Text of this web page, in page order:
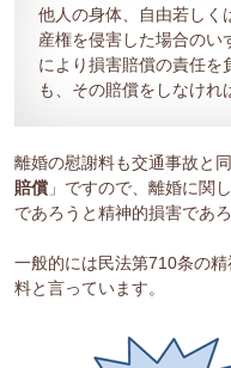
他人の身体、自由若しく
産権を侵害した場合のい
により損害賠償の責任を
も、その賠償をしなけれ
離婚の慰謝料も交通事故と
賠償 」ですので、離婚に関
であろうと精神的損害であ
一般的には民法第710条の
料と言っています。